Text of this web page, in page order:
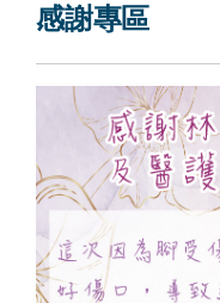
感謝專區